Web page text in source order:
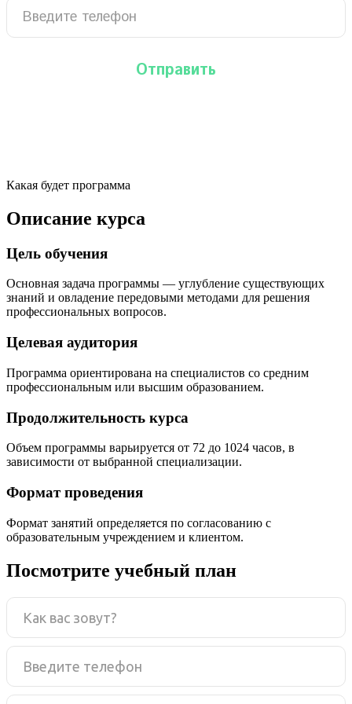
Какая будет программа
Описание курса
Цель обучения
Основная задача программы — углубление существующих
знаний и овладение передовыми методами для решения
профессиональных вопросов.
Целевая аудитория
Программа ориентирована на специалистов со средним
профессиональным или высшим образованием.
Продолжительность курса
Объем программы варьируется от 72 до 1024 часов, в
зависимости от выбранной специализации.
Формат проведения
Формат занятий определяется по согласованию с
образовательным учреждением и клиентом.
Посмотрите учебный план